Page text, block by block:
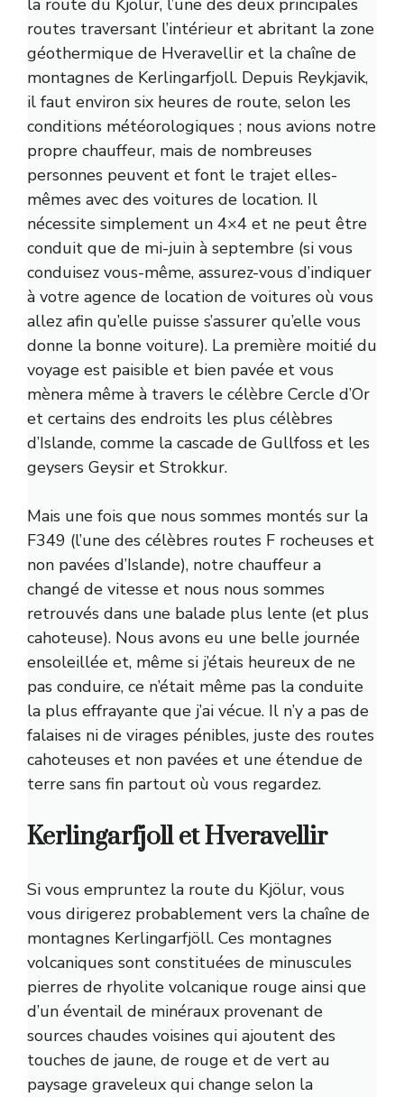
la route du Kjölur, l’une des deux principales
routes traversant l’intérieur et abritant la zone
géothermique de Hveravellir et la chaîne de
montagnes de Kerlingarfjoll. Depuis Reykjavik,
il faut environ six heures de route, selon les
conditions météorologiques ; nous avions notre
propre chauffeur, mais de nombreuses
personnes peuvent et font le trajet elles-
mêmes avec des voitures de location. Il
nécessite simplement un 4×4 et ne peut être
conduit que de mi-juin à septembre (si vous
conduisez vous-même, assurez-vous d’indiquer
à votre agence de location de voitures où vous
allez afin qu’elle puisse s’assurer qu’elle vous
donne la bonne voiture). La première moitié du
voyage est paisible et bien pavée et vous
mènera même à travers le célèbre Cercle d’Or
et certains des endroits les plus célèbres
d’Islande, comme la cascade de Gullfoss et les
geysers Geysir et Strokkur.
Mais une fois que nous sommes montés sur la
F349 (l’une des célèbres routes F rocheuses et
non pavées d’Islande), notre chauffeur a
changé de vitesse et nous nous sommes
retrouvés dans une balade plus lente (et plus
cahoteuse). Nous avons eu une belle journée
ensoleillée et, même si j’étais heureux de ne
pas conduire, ce n’était même pas la conduite
la plus effrayante que j’ai vécue. Il n’y a pas de
falaises ni de virages pénibles, juste des routes
cahoteuses et non pavées et une étendue de
terre sans fin partout où vous regardez.
Kerlingarfjoll et Hveravellir
Si vous empruntez la route du Kjölur, vous
vous dirigerez probablement vers la chaîne de
montagnes Kerlingarfjöll. Ces montagnes
volcaniques sont constituées de minuscules
pierres de rhyolite volcanique rouge ainsi que
d’un éventail de minéraux provenant de
sources chaudes voisines qui ajoutent des
touches de jaune, de rouge et de vert au
paysage graveleux qui change selon la